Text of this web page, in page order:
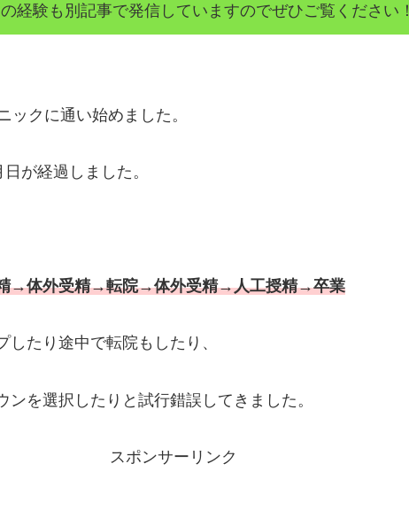
経験も別記事で発信していますのでぜひご覧ください！
ックに通い始めました。
が経過しました。
→体外受精→転院→体外受精→人工授精→卒業
したり途中で転院もしたり、
を選択したりと試行錯誤してきました。
スポンサーリンク